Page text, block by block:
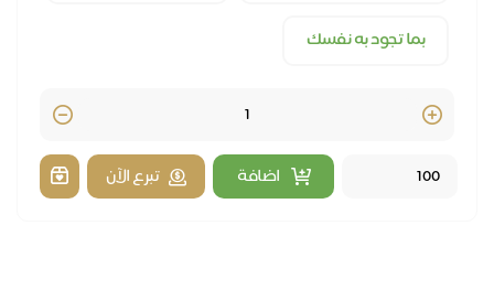
بما تجود به نفسك
Quantity
اضافة
تبرع الآن